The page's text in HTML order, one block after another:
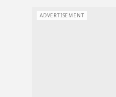
ADVERTISEMENT